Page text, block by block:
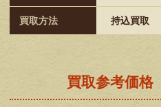
買取方法 持込買取
買取参考価格